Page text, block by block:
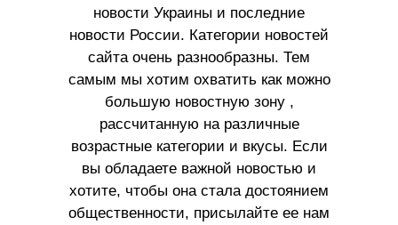
новости Украины и последние
новости России. Категории новостей
сайта очень разнообразны. Тем
самым мы хотим охватить как можно
большую новостную зону ,
рассчитанную на различные
возрастные категории и вкусы. Если
вы обладаете важной новостью и
хотите, чтобы она стала достоянием
общественности, присылайте ее нам